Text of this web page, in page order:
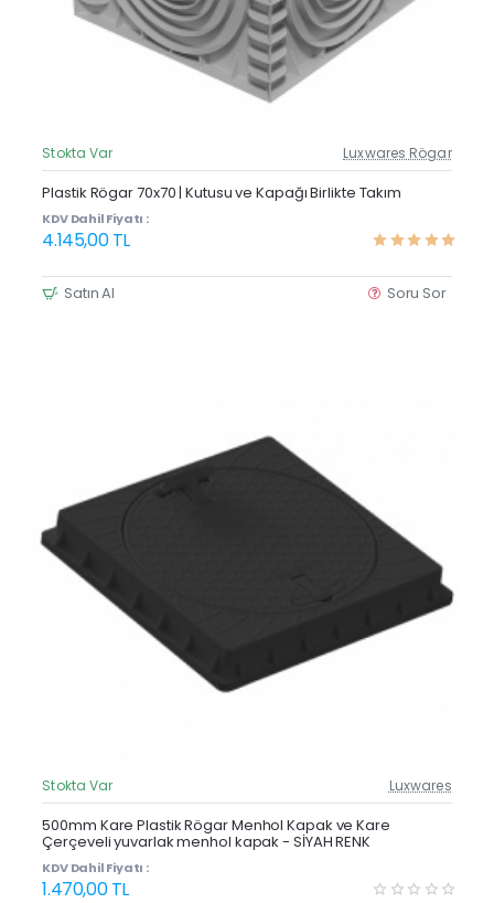
Güncel Fiyat
Stokta Var Luxwares Rögar
Plastik Rögar 70x70 | Kutusu ve Kapağı Birlikte Takım
KDV Dahil Fiyatı :
4.145,00 TL
Satın Al Soru Sor
Güncel Fiyat
Stokta Var Luxwares
500mm Kare Plastik Rögar Menhol Kapak ve Kare
Çerçeveli yuvarlak menhol kapak - SİYAH RENK
KDV Dahil Fiyatı :
1.470,00 TL